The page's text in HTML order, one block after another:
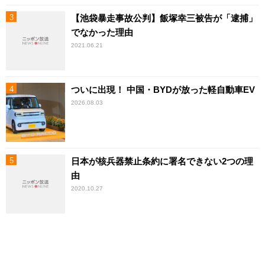
【池袋暴走事故公判】飯塚幸三被告が「逮捕」
でなかった理由
2021.06.21
ついに出現！ 中国・BYDが放った軽自動車EV
2026.08.03
日本が核兵器禁止条約に署名できない2つの理
由
2020.10.27